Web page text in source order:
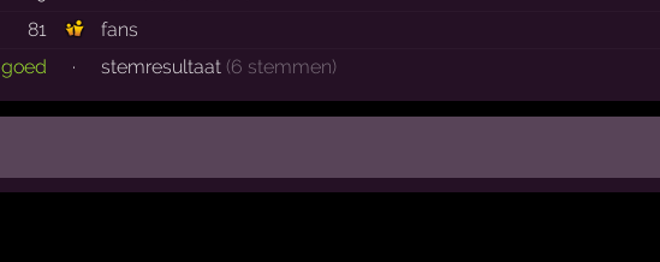
81
fans
goed
· stemresultaat (6 stemmen)